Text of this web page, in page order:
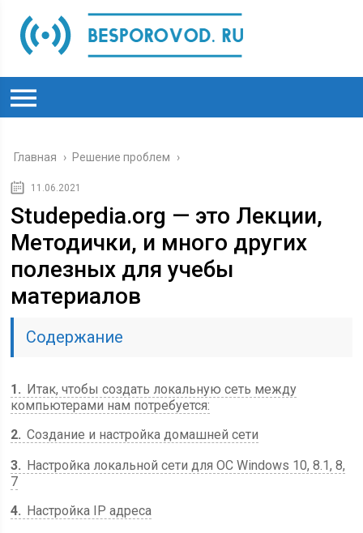
Главная › Решение проблем ›
11.06.2021
Studepedia.org — это Лекции,
Методички, и много других
полезных для учебы
материалов
Содержание
1
Итак, чтобы создать локальную сеть между
компьютерами нам потребуется:
2 Создание и настройка домашней сети
3
Настройка локальной сети для ОС Windows 10, 8.1, 8,
7
4
Настройка IP адреса